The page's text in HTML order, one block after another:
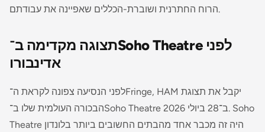
הרוח החתרנית ושוברת-הכללים שאפיינה את עבודתם.
תצוגה מקדימה ב־Soho Theatre לפני
אדינבורו
לפני הנסיעה צפונה לקראת ה־Fringe, HAM יקבל את תצוגת
הבכורה העולמית שלו ב־Soho Theatre ב־28 ביולי 2026. Soho
Theatre היה זה מכבר אחד מהבתים החשובים ביותר בלונדון